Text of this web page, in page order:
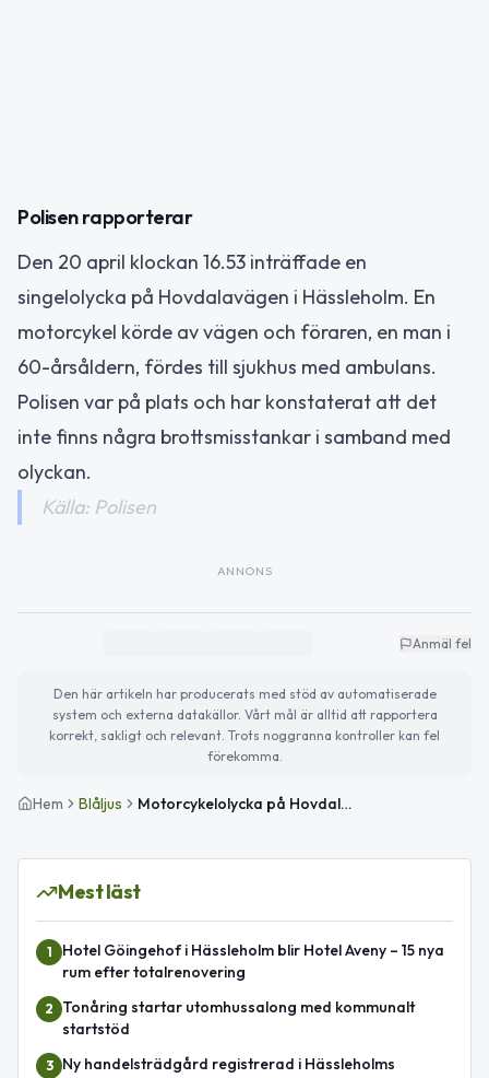
Polisen rapporterar
Den 20 april klockan 16.53 inträffade en
singelolycka på Hovdalavägen i Hässleholm. En
motorcykel körde av vägen och föraren, en man i
60-årsåldern, fördes till sjukhus med ambulans.
Polisen var på plats och har konstaterat att det
inte finns några brottsmisstankar i samband med
olyckan.
Källa: Polisen
ANNONS
Anmäl fel
Den här artikeln har producerats med stöd av automatiserade
system och externa datakällor. Vårt mål är alltid att rapportera
korrekt, sakligt och relevant. Trots noggranna kontroller kan fel
förekomma.
Hem Blåljus Motorcykelolycka på Hovdalavägen i Hässleholm – förare förd till sjukhus
Mest läst
1
Hotel Göingehof i Hässleholm blir Hotel Aveny – 15 nya
rum efter totalrenovering
2
Tonåring startar utomhussalong med kommunalt
startstöd
3
Ny handelsträdgård registrerad i Hässleholms